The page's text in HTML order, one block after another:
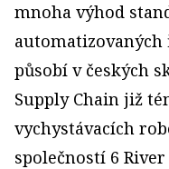
mnoha výhod
automatizovaných
působí v českých
Supply Chain již
vychystávacích
společností 6 River